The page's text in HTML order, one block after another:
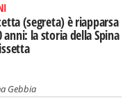
(segreta) è riapparsa
anni: la storia della Spina
Gebbia